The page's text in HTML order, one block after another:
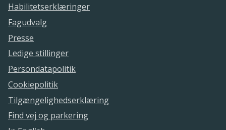
Habilitetserklæringer
Fagudvalg
Presse
Ledige stillinger
Persondatapolitik
Cookiepolitik
Tilgængelighedserklæring
Find vej og parkering